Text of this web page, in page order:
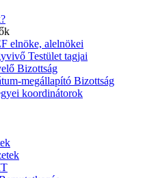
elnöke, alelnökei
Testület tagjai
Bizottság
megállapító Bizottság
koordinátorok